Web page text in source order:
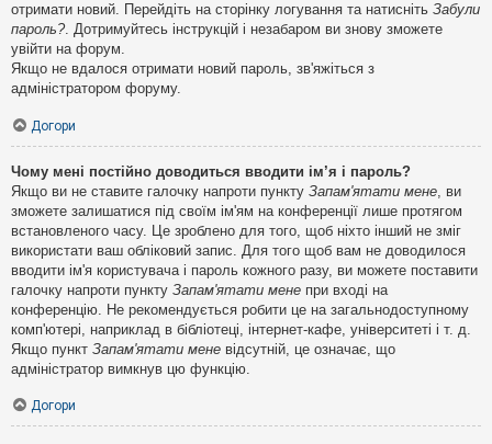
отримати новий. Перейдіть на сторінку логування та натисніть Забули
пароль?. Дотримуйтесь інструкцій і незабаром ви знову зможете
увійти на форум.
Якщо не вдалося отримати новий пароль, зв'яжіться з
адміністратором форуму.
Догори
Чому мені постійно доводиться вводити ім’я і пароль?
Якщо ви не ставите галочку напроти пункту Запам'ятати мене , ви
зможете залишатися під своїм ім'ям на конференції лише протягом
встановленого часу. Це зроблено для того, щоб ніхто інший не зміг
використати ваш обліковий запис. Для того щоб вам не доводилося
вводити ім'я користувача і пароль кожного разу, ви можете поставити
галочку напроти пункту Запам'ятати мене при вході на
конференцію. Не рекомендується робити це на загальнодоступному
комп'ютері, наприклад в бібліотеці, інтернет-кафе, університеті і т. д.
Якщо пункт Запам'ятати мене відсутній, це означає, що
адміністратор вимкнув цю функцію.
Догори